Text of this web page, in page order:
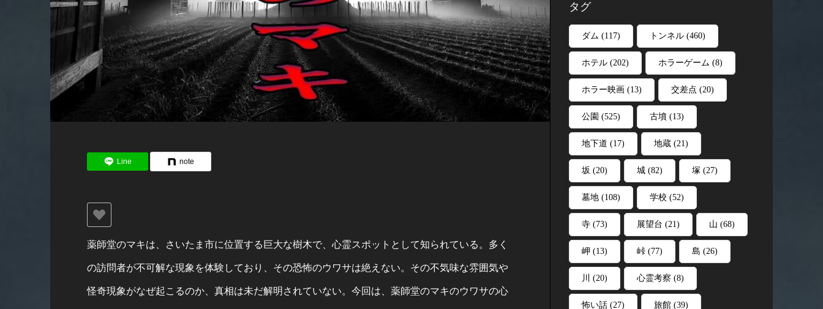
Line note
薬師堂のマキは、さいたま市に位置する巨大な樹木で、心霊スポットとして知られている。多く
の訪問者が不可解な現象を体験しており、その恐怖のウワサは絶えない。その不気味な雰囲気や
怪奇現象がなぜ起こるのか、真相は未だ解明されていない。今回は、薬師堂のマキのウワサの心
タグ
ダム (117) トンネル (460)
ホテル (202) ホラーゲーム (8)
ホラー映画 (13) 交差点 (20)
公園 (525) 古墳 (13)
地下道 (17) 地蔵 (21)
坂 (20) 城 (82) 塚 (27)
墓地 (108) 学校 (52)
寺 (73) 展望台 (21) 山 (68)
岬 (13) 峠 (77) 島 (26)
川 (20) 心霊考察 (8)
怖い話 (27) 旅館 (39)